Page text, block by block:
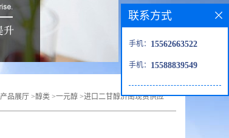
产品展厅 >醇类 >一元醇 >进口二甘醇济南现货供应
联系方式
手机： 15562663522
手机： 15588839549